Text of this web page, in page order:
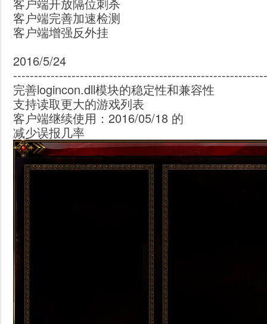
客户端完善加速检测
客户端增强反外挂
2016/5/24
完善logincon.dll模块的稳定性和兼容性
支持读取更大的游戏列表
客户端继续使用：2016/05/18 的
减少误报几率